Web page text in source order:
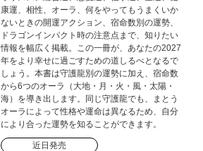
康運、相性、オーラ、何をやってもうまくいか
ないときの開運アクション、宿命数別の運勢、
ドラゴンインパクト時の注意点まで、知りたい
情報を幅広く掲載。この一冊が、あなたの2027
年をより幸せに過ごすための道しるべとなるで
しょう。本書は守護龍別の運勢に加え、宿命数
から6つのオーラ（大地・月・火・風・太陽・
海）を導き出します。同じ守護龍でも、まとう
オーラによって性格や運命は異なるため、自分
により合った運勢を知ることができます。
近日発売